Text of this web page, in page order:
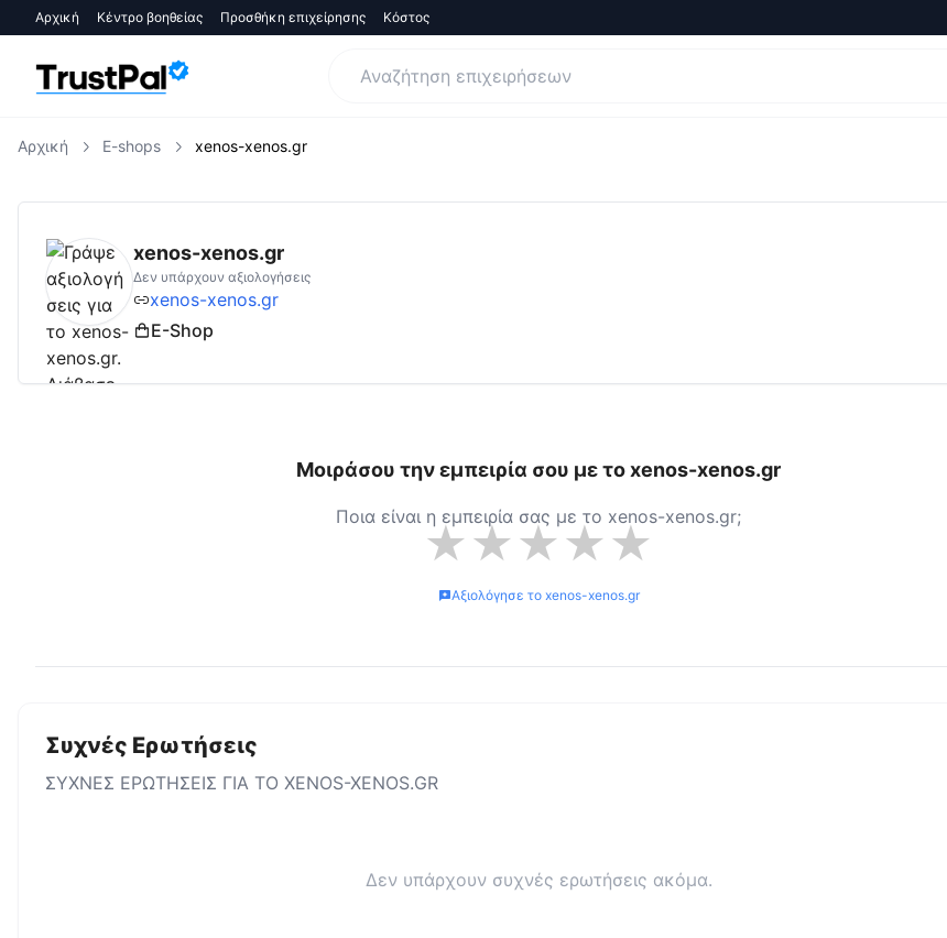
Αρχική Κέντρο βοηθείας Προσθήκη επιχείρησης Κόστος
Αρχική E-shops xenos-xenos.gr
xenos-xenos.gr Αξιολογήσεις | Δες Αξιολογήσεις και Κριτικές για
xenos-xenos.gr
Δεν υπάρχουν αξιολογήσεις
xenos-xenos.gr
E-Shop
Μοιράσου την εμπειρία σου με τοxenos-xenos.gr
Ποια είναι η εμπειρία σας με το xenos-xenos.gr;
★★★★★
Αξιολόγησε το xenos-xenos.gr
Συχνές Ερωτήσεις
ΣΥΧΝΕΣ ΕΡΩΤΗΣΕΙΣ ΓΙΑ ΤΟ XENOS-XENOS.GR
Δεν υπάρχουν συχνές ερωτήσεις ακόμα.